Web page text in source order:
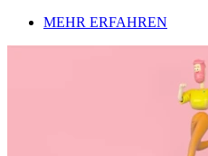
MEHR ERFAHREN